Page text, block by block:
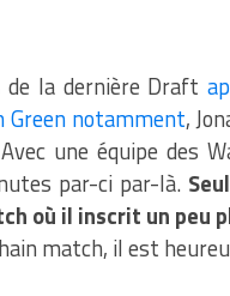
de la dernière Draft
Green notamment,
une équipe des
par-ci par-là.
où il inscrit un peu
match, il est